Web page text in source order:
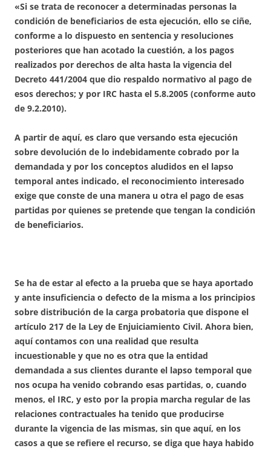
«Si se trata de reconocer a determinadas personas la
condición de beneficiarios de esta ejecución, ello se ciñe,
conforme a lo dispuesto en sentencia y resoluciones
posteriores que han acotado la cuestión, a los pagos
realizados por derechos de alta hasta la vigencia del
Decreto 441/2004 que dio respaldo normativo al pago de
esos derechos; y por IRC hasta el 5.8.2005 (conforme auto
de 9.2.2010).
A partir de aquí, es claro que versando esta ejecución
sobre devolución de lo indebidamente cobrado por la
demandada y por los conceptos aludidos en el lapso
temporal antes indicado, el reconocimiento interesado
exige que conste de una manera u otra el pago de esas
partidas por quienes se pretende que tengan la condición
de beneficiarios.
Se ha de estar al efecto a la prueba que se haya aportado
y ante insuficiencia o defecto de la misma a los principios
sobre distribución de la carga probatoria que dispone el
artículo 217 de la Ley de Enjuiciamiento Civil. Ahora bien,
aquí contamos con una realidad que resulta
incuestionable y que no es otra que la entidad
demandada a sus clientes durante el lapso temporal que
nos ocupa ha venido cobrando esas partidas, o, cuando
menos, el IRC, y esto por la propia marcha regular de las
relaciones contractuales ha tenido que producirse
durante la vigencia de las mismas, sin que aquí, en los
casos a que se refiere el recurso, se diga que haya habido